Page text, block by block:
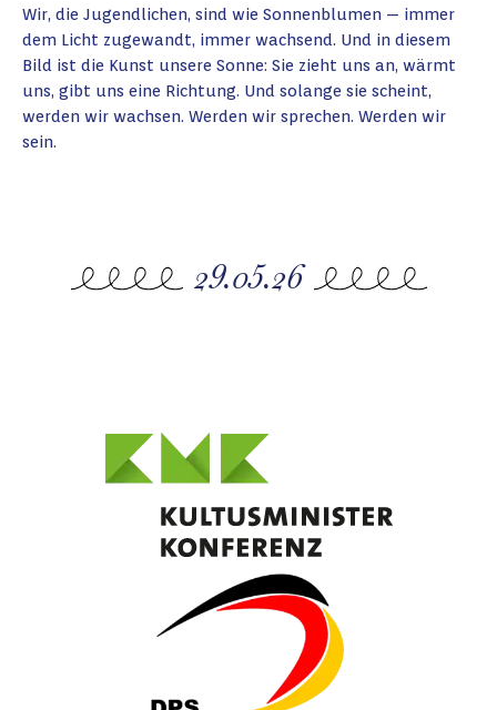
Wir, die Jugendlichen, sind wie Sonnenblumen — immer
dem Licht zugewandt, immer wachsend. Und in diesem
Bild ist die Kunst unsere Sonne: Sie zieht uns an, wärmt
uns, gibt uns eine Richtung. Und solange sie scheint,
werden wir wachsen. Werden wir sprechen. Werden wir
sein.
29.05.26